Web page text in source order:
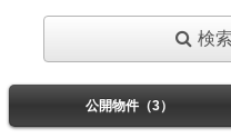
検
公開物件（3）